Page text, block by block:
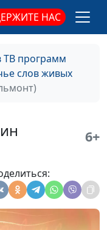
НАС
ТВ программ
слов живых
6+
Севастьянов #121
Севастьянов
Севастьянов #117